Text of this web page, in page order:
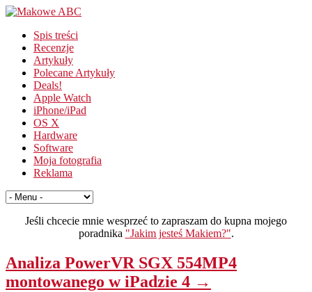
Spis treści
Recenzje
Artykuły
Polecane Artykuły
Deals!
Apple Watch
iPhone/iPad
OS X
Hardware
Software
Moja fotografia
Reklama
Jeśli chcecie mnie wesprzeć to zapraszam do kupna mojego
poradnika "Jakim jesteś Makiem?".
Analiza PowerVR SGX 554MP4
montowanego w iPadzie 4 →